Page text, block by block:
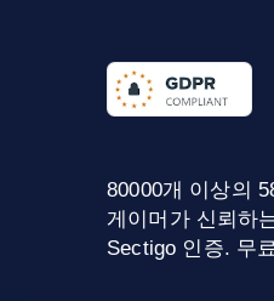
80000개 이상의
게이머가 신뢰하
Sectigo 인증. 무